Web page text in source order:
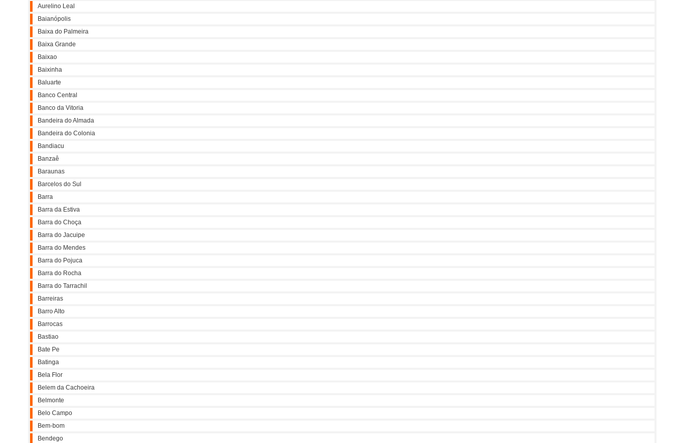
Aurelino Leal
Baianópolis
Baixa do Palmeira
Baixa Grande
Baixao
Baixinha
Baluarte
Banco Central
Banco da Vitoria
Bandeira do Almada
Bandeira do Colonia
Bandiacu
Banzaê
Baraunas
Barcelos do Sul
Barra
Barra da Estiva
Barra do Choça
Barra do Jacuipe
Barra do Mendes
Barra do Pojuca
Barra do Rocha
Barra do Tarrachil
Barreiras
Barro Alto
Barrocas
Bastiao
Bate Pe
Batinga
Bela Flor
Belem da Cachoeira
Belmonte
Belo Campo
Bem-bom
Bendego